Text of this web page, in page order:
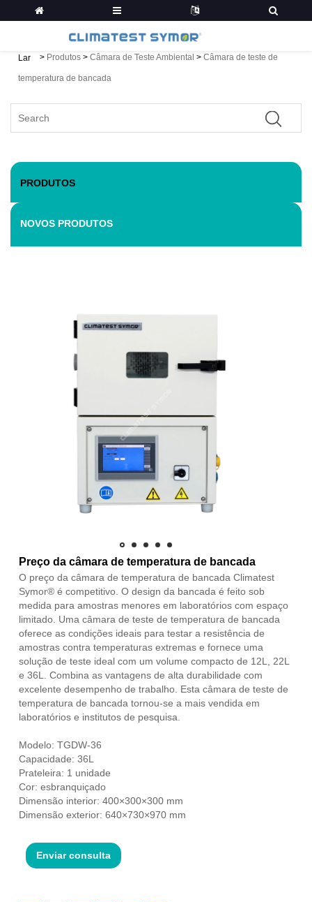
Lar > Produtos > Câmara de Teste Ambiental > Câmara de teste de
temperatura de bancada
PRODUTOS
NOVOS PRODUTOS
Preço da câmara de temperatura de bancada
O preço da câmara de temperatura de bancada Climatest
Symor® é competitivo. O design da bancada é feito sob
medida para amostras menores em laboratórios com espaço
limitado. Uma câmara de teste de temperatura de bancada
oferece as condições ideais para testar a resistência de
amostras contra temperaturas extremas e fornece uma
solução de teste ideal com um volume compacto de 12L, 22L
e 36L. Combina as vantagens de alta durabilidade com
excelente desempenho de trabalho. Esta câmara de teste de
temperatura de bancada tornou-se a mais vendida em
laboratórios e institutos de pesquisa.
Modelo: TGDW-36
Capacidade: 36L
Prateleira: 1 unidade
Cor: esbranquiçado
Dimensão interior: 400×300×300 mm
Dimensão exterior: 640×730×970 mm
Enviar consulta